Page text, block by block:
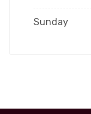
Sunday